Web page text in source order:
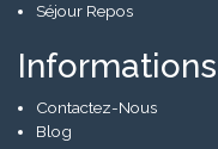
Séjour Repos
Informations
Contactez-Nous
Blog